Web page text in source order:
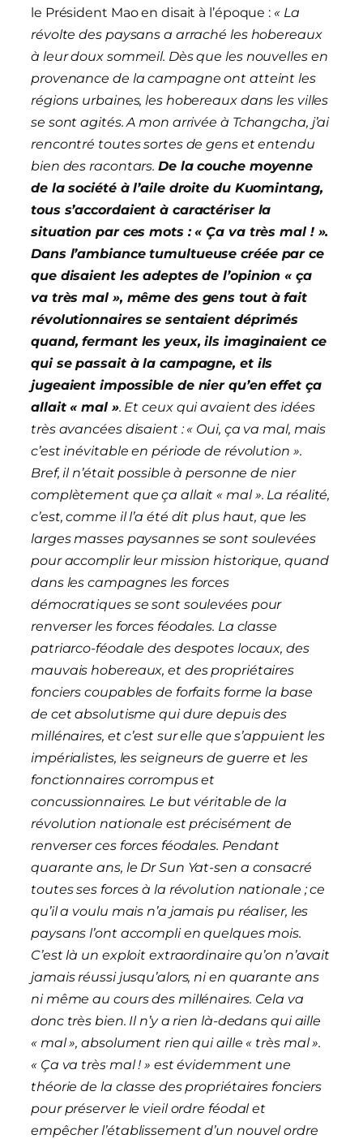
le Président Mao en disait à l’époque : « La
révolte des paysans a arraché les hobereaux
à leur doux sommeil. Dès que les nouvelles en
provenance de la campagne ont atteint les
régions urbaines, les hobereaux dans les villes
se sont agités. A mon arrivée à Tchangcha, j’ai
rencontré toutes sortes de gens et entendu
bien des racontars. De la couche moyenne
de la société à l’aile droite du Kuomintang,
tous s’accordaient à caractériser la
situation par ces mots : « Ça va très mal ! ».
Dans l’ambiance tumultueuse créée par ce
que disaient les adeptes de l’opinion « ça
va très mal », même des gens tout à fait
révolutionnaires se sentaient déprimés
quand, fermant les yeux, ils imaginaient ce
qui se passait à la campagne, et ils
jugeaient impossible de nier qu’en effet ça
allait « mal ». Et ceux qui avaient des idées
très avancées disaient : « Oui, ça va mal, mais
c’est inévitable en période de révolution ».
Bref, il n’était possible à personne de nier
complètement que ça allait « mal ». La réalité,
c’est, comme il l’a été dit plus haut, que les
larges masses paysannes se sont soulevées
pour accomplir leur mission historique, quand
dans les campagnes les forces
démocratiques se sont soulevées pour
renverser les forces féodales. La classe
patriarco-féodale des despotes locaux, des
mauvais hobereaux, et des propriétaires
fonciers coupables de forfaits forme la base
de cet absolutisme qui dure depuis des
millénaires, et c’est sur elle que s’appuient les
impérialistes, les seigneurs de guerre et les
fonctionnaires corrompus et
concussionnaires. Le but véritable de la
révolution nationale est précisément de
renverser ces forces féodales. Pendant
quarante ans, le Dr Sun Yat-sen a consacré
toutes ses forces à la révolution nationale ; ce
qu’il a voulu mais n’a jamais pu réaliser, les
paysans l’ont accompli en quelques mois.
C’est là un exploit extraordinaire qu’on n’avait
jamais réussi jusqu’alors, ni en quarante ans
ni même au cours des millénaires. Cela va
donc très bien. Il n’y a rien là-dedans qui aille
« mal », absolument rien qui aille « très mal ».
« Ça va très mal ! » est évidemment une
théorie de la classe des propriétaires fonciers
pour préserver le vieil ordre féodal et
empêcher l’établissement d’un nouvel ordre